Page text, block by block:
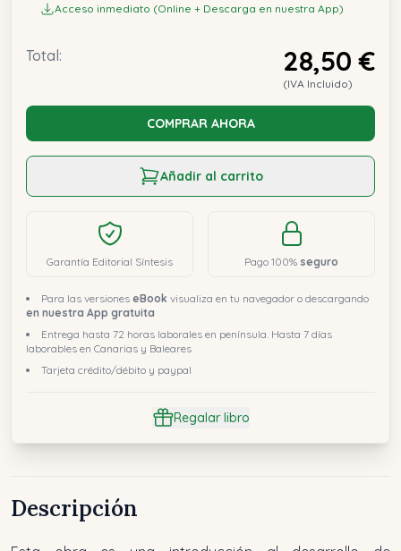
Acceso inmediato (Online + Descarga en nuestra App)
Total: 28,50 €
(IVA Incluido)
COMPRAR AHORA
Añadir al carrito
Garantía Editorial Síntesis Pago 100% seguro
Para las versiones eBook visualiza en tu navegador o descargando
en nuestra App gratuita
Entrega hasta 72 horas laborales en península. Hasta 7 días
laborables en Canarias y Baleares
Tarjeta crédito/débito y paypal
Regalar libro
Descripción